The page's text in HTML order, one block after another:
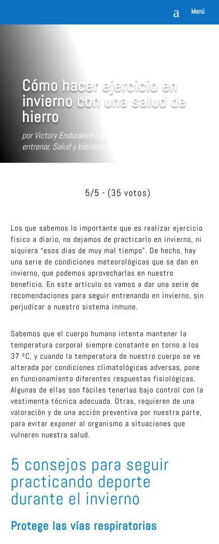
a Menú
Cómo hacer ejercicio en
invierno con una salud de
hierro
por Victory Endurance
entrenar, Salud y bienestar
5/5 - (35 votos)
Los que sabemos lo importante que es realizar ejercicio
físico a diario, no dejamos de practicarlo en invierno, ni
siquiera “esos días de muy mal tiempo”. De hecho, hay
una serie de condiciones meteorológicas que se dan en
invierno, que podemos aprovecharlas en nuestro
beneficio. En este artículo os vamos a dar una serie de
recomendaciones para seguir entrenando en invierno, sin
perjudicar a nuestro sistema inmune.
Sabemos que el cuerpo humano intenta mantener la
temperatura corporal siempre constante en torno a los
37 ºC, y cuando la temperatura de nuestro cuerpo se ve
alterada por condiciones climatológicas adversas, pone
en funcionamiento diferentes respuestas fisiológicas.
Algunas de ellas son fáciles tenerlas bajo control con la
vestimenta técnica adecuada. Otras, requieren de una
valoración y de una acción preventiva por nuestra parte,
para evitar exponer al organismo a situaciones que
vulneren nuestra salud.
5 consejos para seguir
practicando deporte
durante el invierno
Protege las vías respiratorias